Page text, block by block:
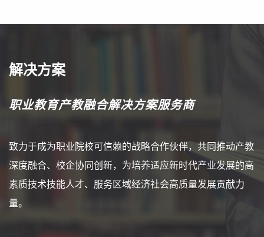
解决方案
职业教育产教融合解决方案服务商
致力于成为职业院校可信赖的战略合作伙伴，共同推动产教
深度融合、校企协同创新，为培养适应新时代产业发展的高
素质技术技能人才、服务区域经济社会高质量发展贡献力
量。